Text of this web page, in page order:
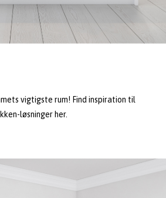
vigtigste rum! Find inspiration til
løsninger her.